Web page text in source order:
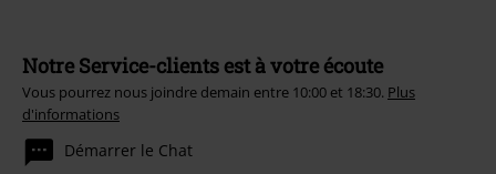
Notre Service-clients est à votre écoute
Vous pourrez nous joindre demain entre 10:00 et 18:30. Plus
d'informations
Démarrer le Chat